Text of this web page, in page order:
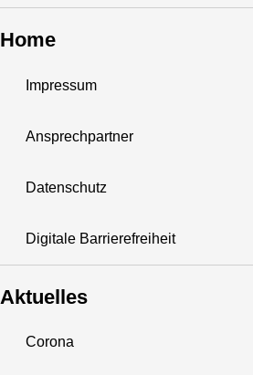
Home
Impressum
Ansprechpartner
Datenschutz
Digitale Barrierefreiheit
Aktuelles
Corona